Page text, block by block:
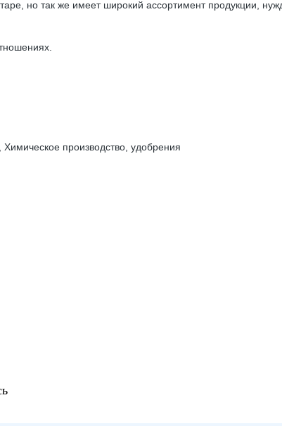
но так же имеет широкий ассортимент продукции,
производство, удобрения